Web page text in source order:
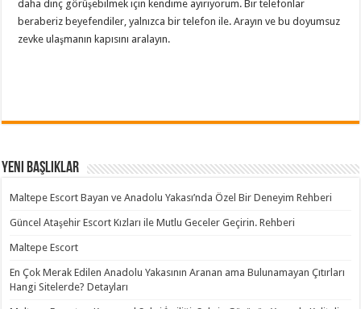
daha dinç görüşebilmek için kendime ayırıyorum. Bir telefonlar
beraberiz beyefendiler, yalnızca bir telefon ile. Arayın ve bu doyumsuz
zevke ulaşmanın kapısını aralayın.
Yeni Başlıklar
Maltepe Escort Bayan ve Anadolu Yakası’nda Özel Bir Deneyim Rehberi
Güncel Ataşehir Escort Kızları ile Mutlu Geceler Geçirin. Rehberi
Maltepe Escort
En Çok Merak Edilen Anadolu Yakasının Aranan ama Bulunamayan Çıtırları
Hangi Sitelerde? Detayları